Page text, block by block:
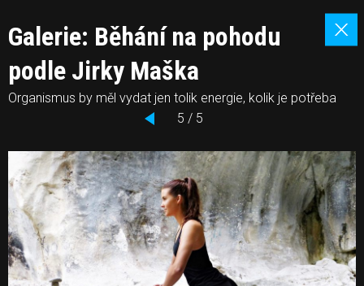
Galerie: Běhání na pohodu
podle Jirky Maška
Organismus by měl vydat jen tolik energie, kolik je potřeba
5 / 5